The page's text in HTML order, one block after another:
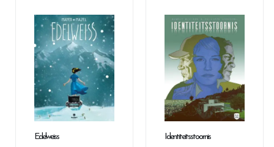
Edelweiss Identiteitsstoornis